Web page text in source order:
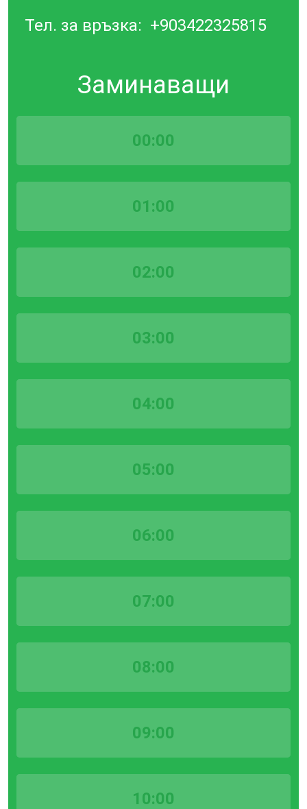
Тел. за връзка: +903422325815
Заминаващи
00:00
01:00
02:00
03:00
04:00
05:00
06:00
07:00
08:00
09:00
10:00